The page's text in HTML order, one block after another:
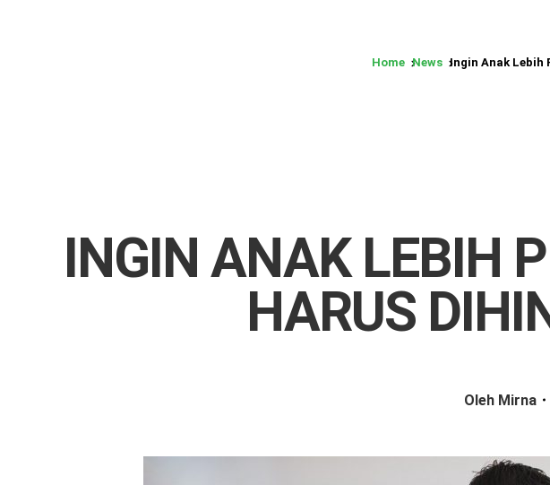
Job Vaccancy
Home News Ingin Anak Lebih
INGIN ANAK LEBIH
HARUS
Oleh Mirna